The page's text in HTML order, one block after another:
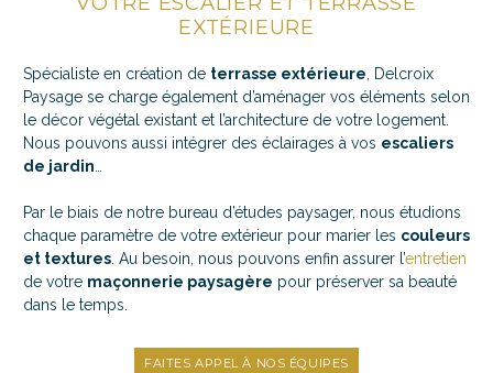
EXTÉRIEURE
Spécialiste en création de terrasse extérieure , Delcroix
Paysage se charge également d’aménager vos éléments selon
le décor végétal existant et l’architecture de votre logement.
Nous pouvons aussi intégrer des éclairages à vos escaliers
de jardin
Par le biais de notre bureau d’études paysager, nous étudions
chaque paramètre de votre extérieur pour marier les couleurs
et textures . Au besoin, nous pouvons enfin assurer l’entretien
de votre maçonnerie paysagère pour préserver sa beauté
dans le temps.
FAITES APPEL À NOS ÉQUIPES